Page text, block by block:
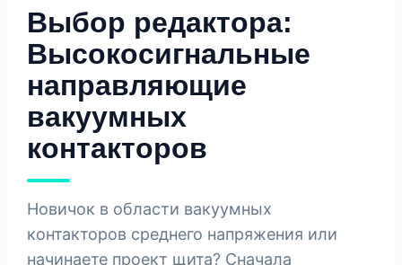
Выбор редактора:
Высокосигнальные
направляющие
вакуумных
контакторов
Новичок в области вакуумных
контакторов среднего напряжения или
начинаете проект щита? Сначала